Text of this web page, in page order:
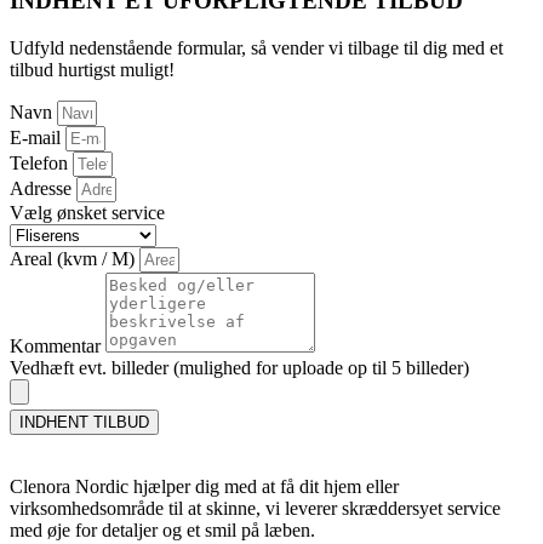
Udfyld nedenstående formular, så vender vi tilbage til dig med et
tilbud hurtigst muligt!
Navn
E-mail
Telefon
Adresse
Vælg ønsket service
Areal (kvm / M)
Kommentar
Vedhæft evt. billeder (mulighed for uploade op til 5 billeder)
INDHENT TILBUD
Clenora Nordic hjælper dig med at få dit hjem eller
virksomhedsområde til at skinne, vi leverer skræddersyet service
med øje for detaljer og et smil på læben.